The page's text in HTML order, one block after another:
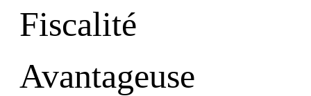
Fiscalité
Avantageuse